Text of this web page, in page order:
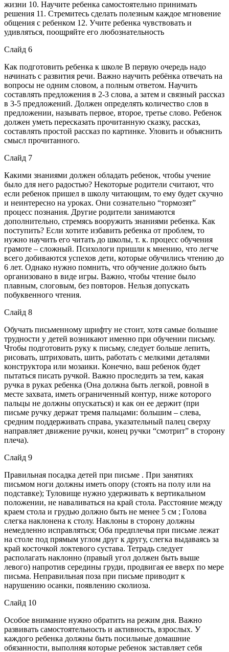
жизни 10. Научите ребенка самостоятельно принимать
решения 11. Стремитесь сделать полезным каждое мгновение
общения с ребенком 12. Учите ребенка чувствовать и
удивляться, поощряйте его любознательность
Слайд 6
Как подготовить ребенка к школе В первую очередь надо
начинать с развития речи. Важно научить ребёнка отвечать на
вопросы не одним словом, а полным ответом. Научить
составлять предложения в 2-3 слова, а затем и связный рассказ
в 3-5 предложений. Должен определять количество слов в
предложении, называть первое, второе, третье слово. Ребенок
должен уметь пересказать прочитанную сказку, рассказ,
составлять простой рассказ по картинке. Уловить и объяснить
смысл прочитанного.
Слайд 7
Какими знаниями должен обладать ребенок, чтобы учение
было для него радостью? Некоторые родители считают, что
если ребенок пришел в школу читающим, то ему будет скучно
и неинтересно на уроках. Они сознательно “тормозят”
процесс познания. Другие родители занимаются
дополнительно, стремясь вооружить знаниями ребенка. Как
поступить? Если хотите избавить ребенка от проблем, то
нужно научить его читать до школы, т. к. процесс обучения
грамоте – сложный. Психологи пришли к мнению, что легче
всего добиваются успехов дети, которые обучились чтению до
6 лет. Однако нужно помнить, что обучение должно быть
организовано в виде игры. Важно, чтобы чтение было
плавным, слоговым, без повторов. Нельзя допускать
побуквенного чтения.
Слайд 8
Обучать письменному шрифту не стоит, хотя самые большие
трудности у детей возникают именно при обучении письму.
Чтобы подготовить руку к письму, следует больше лепить,
рисовать, штриховать, шить, работать с мелкими деталями
конструктора или мозаики. Конечно, ваш ребенок будет
пытаться писать ручкой. Важно проследить за тем, какая
ручка в руках ребенка (Она должна быть легкой, ровной в
месте захвата, иметь ограниченный контур, ниже которого
пальцы не должны опускаться) и как он ее держит (при
письме ручку держат тремя пальцами: большим – слева,
средним поддерживать справа, указательный палец сверху
направляет движение ручки, конец ручки “смотрит” в сторону
плеча).
Слайд 9
Правильная посадка детей при письме . При занятиях
письмом ноги должны иметь опору (стоять на полу или на
подставке); Туловище нужно удерживать к вертикальном
положении, не наваливаться на край стола. Расстояние между
краем стола и грудью должно быть не менее 5 см ; Голова
слегка наклонена к столу. Наклоны в сторону должны
немедленно исправляться; Оба предплечья при письме лежат
на столе под прямым углом друг к другу, слегка выдаваясь за
край косточкой локтевого сустава. Тетрадь следует
располагать наклонно (правый угол должен быть выше
левого) напротив середины груди, продвигая ее вверх по мере
письма. Неправильная поза при письме приводит к
нарушению осанки, появлению сколиоза.
Слайд 10
Особое внимание нужно обратить на режим дня. Важно
развивать самостоятельность и активность, взрослых. У
каждого ребенка должны быть посильные домашние
обязанности, выполняя которые ребенок заставляет себя